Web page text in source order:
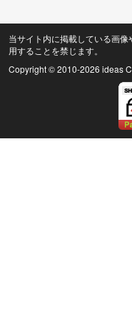
当サイト内に掲載している画
用することを禁じます。
Copyright © 2010-2026 ideas